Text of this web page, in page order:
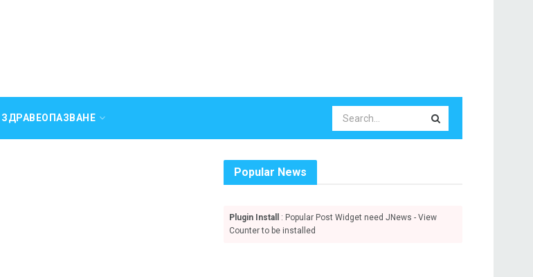
ЗДРАВЕОПАЗВАНЕ
Popular News
Plugin Install
: Popular Post Widget need JNews - View
Counter to be installed